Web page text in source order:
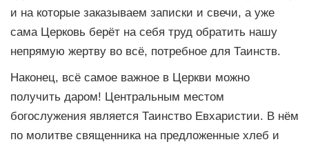
и на которые заказываем записки и свечи, а уже
сама Церковь берёт на себя труд обратить нашу
непрямую жертву во всё, потребное для Таинств.
Наконец, всё самое важное в Церкви можно
получить даром! Центральным местом
богослужения является Таинство Евхаристии. В нём
по молитве священника на предложенные хлеб и